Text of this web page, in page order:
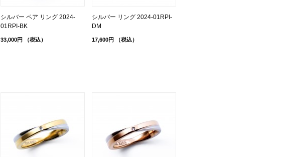
シルバー ペア リング 2024-
01RPI-BK
33,000円 （税込）
シルバー リング 2024-01RPI-
DM
17,600円 （税込）